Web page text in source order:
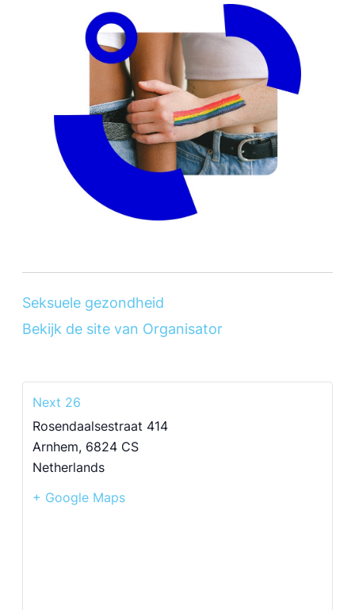
Seksuele gezondheid
Bekijk de site van Organisator
Next 26
Rosendaalsestraat 414
Arnhem, 6824 CS
Netherlands
+ Google Maps